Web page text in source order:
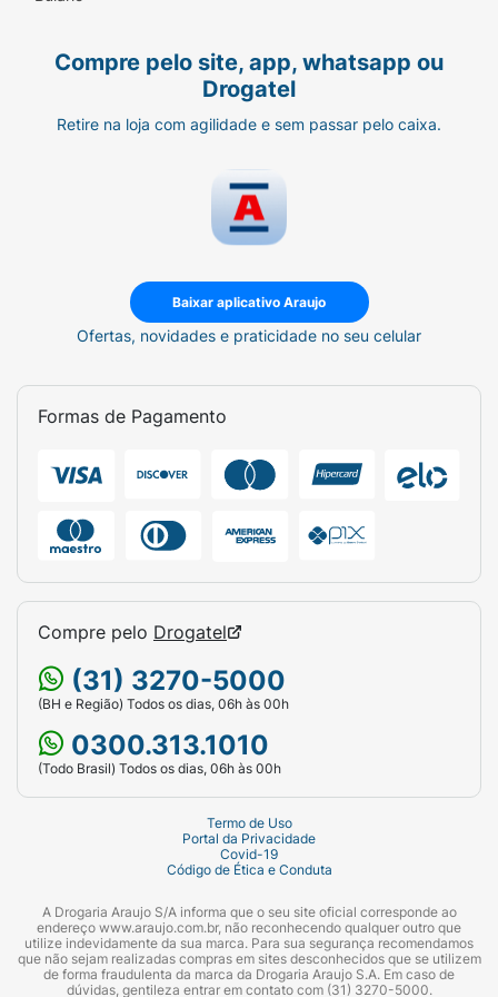
Compre pelo site, app, whatsapp ou
Drogatel
Retire na loja com agilidade e sem passar pelo caixa.
Baixar aplicativo Araujo
Ofertas, novidades e praticidade no seu celular
Formas de Pagamento
Compre pelo Drogatel
(31) 3270-5000
(BH e Região) Todos os dias, 06h às 00h
0300.313.1010
(Todo Brasil) Todos os dias, 06h às 00h
Termo de Uso
Portal da Privacidade
Covid-19
Código de Ética e Conduta
A Drogaria Araujo S/A informa que o seu site oficial corresponde ao
endereço www.araujo.com.br, não reconhecendo qualquer outro que
utilize indevidamente da sua marca. Para sua segurança recomendamos
que não sejam realizadas compras em sites desconhecidos que se utilizem
de forma fraudulenta da marca da Drogaria Araujo S.A. Em caso de
dúvidas, gentileza entrar em contato com (31) 3270-5000.